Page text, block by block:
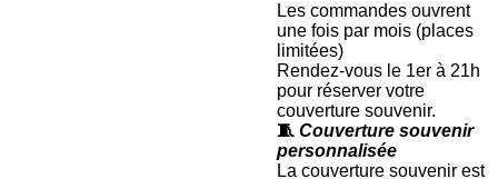
Les commandes ouvrent
une fois par mois (places
limitées)
Rendez-vous le 1er à 21h
pour réserver votre
couverture souvenir.
🧵 Couverture souvenir
personnalisée
La couverture souvenir est